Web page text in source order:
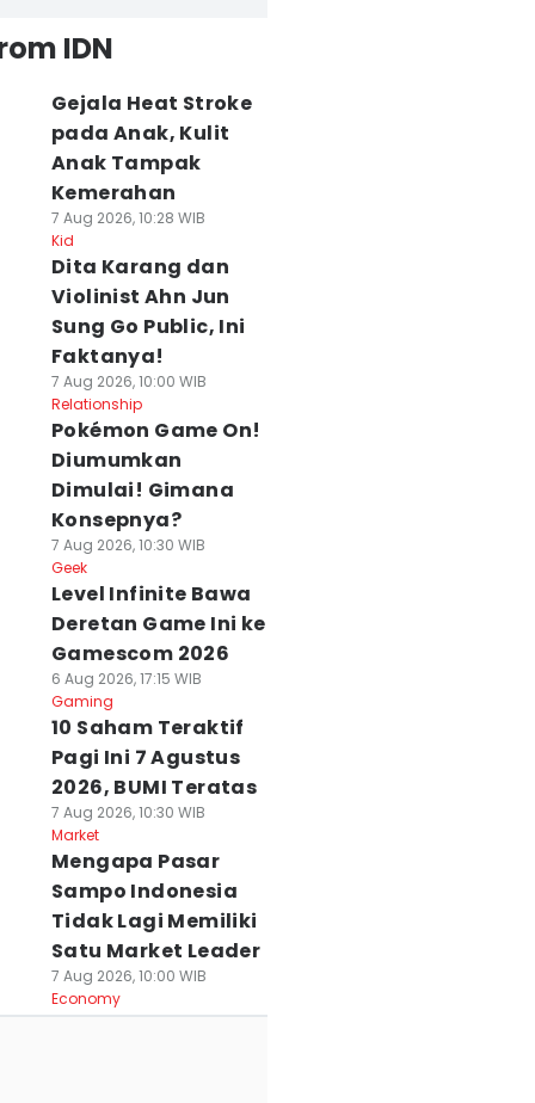
IDN
Gejala Heat Stroke
pada Anak, Kulit
Anak Tampak
Kemerahan
7 Aug 2026, 10:28 WIB
Kid
Dita Karang dan
Violinist Ahn Jun
Sung Go Public, Ini
Faktanya!
7 Aug 2026, 10:00 WIB
Relationship
Pokémon Game On!
Diumumkan
Dimulai! Gimana
Konsepnya?
7 Aug 2026, 10:30 WIB
Geek
Level Infinite Bawa
Deretan Game Ini ke
Gamescom 2026
6 Aug 2026, 17:15 WIB
Gaming
10 Saham Teraktif
Pagi Ini 7 Agustus
2026, BUMI Teratas
7 Aug 2026, 10:30 WIB
Market
Mengapa Pasar
Sampo Indonesia
Tidak Lagi Memiliki
Satu Market Leader
7 Aug 2026, 10:00 WIB
Economy